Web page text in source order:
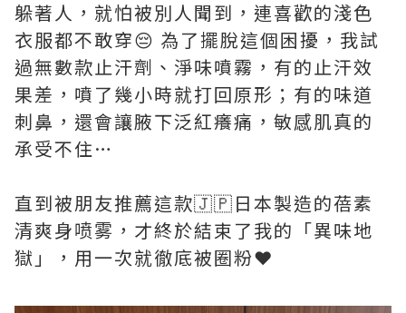
躲著人，就怕被別人聞到，連喜歡的淺色
衣服都不敢穿😔 為了擺脫這個困擾，我試
過無數款止汗劑、淨味噴霧，有的止汗效
果差，噴了幾小時就打回原形；有的味道
刺鼻，還會讓腋下泛紅癢痛，敏感肌真的
承受不住…
直到被朋友推薦這款🇯🇵日本製造的蓓素
清爽身喷雾，才終於結束了我的「異味地
獄」，用一次就徹底被圈粉❤️